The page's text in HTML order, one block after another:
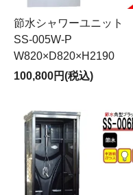
節水シャワーユニット
SS-005W-P
W820×D820×H2190
100,800円(税込)